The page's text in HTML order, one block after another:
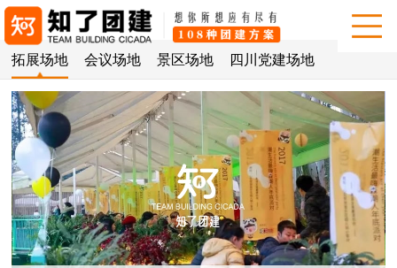
拓展场地 会议场地 景区场地 四川党建场地